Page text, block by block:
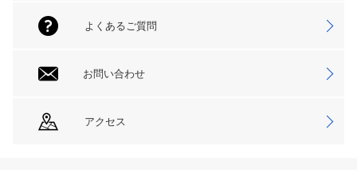
よくあるご質問
お問い合わせ
アクセス